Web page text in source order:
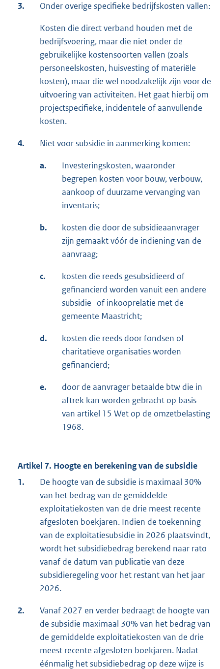
3. Onder overige specifieke bedrijfskosten vallen:
Kosten die direct verband houden met de
bedrijfsvoering, maar die niet onder de
gebruikelijke kostensoorten vallen (zoals
personeelskosten, huisvesting of materiële
kosten), maar die wel noodzakelijk zijn voor de
uitvoering van activiteiten. Het gaat hierbij om
projectspecifieke, incidentele of aanvullende
kosten.
4. Niet voor subsidie in aanmerking komen:
a.
Investeringskosten, waaronder
begrepen kosten voor bouw, verbouw,
aankoop of duurzame vervanging van
inventaris;
b.
kosten die door de subsidieaanvrager
zijn gemaakt vóór de indiening van de
aanvraag;
c.
kosten die reeds gesubsidieerd of
gefinancierd worden vanuit een andere
subsidie- of inkooprelatie met de
gemeente Maastricht;
d.
kosten die reeds door fondsen of
charitatieve organisaties worden
gefinancierd;
e.
door de aanvrager betaalde btw die in
aftrek kan worden gebracht op basis
van artikel 15 Wet op de omzetbelasting
1968.
Artikel 7. Hoogte en berekening van de subsidie
1.
De hoogte van de subsidie is maximaal 30%
van het bedrag van de gemiddelde
exploitatiekosten van de drie meest recente
afgesloten boekjaren. Indien de toekenning
van de exploitatiesubsidie in 2026 plaatsvindt,
wordt het subsidiebedrag berekend naar rato
vanaf de datum van publicatie van deze
subsidieregeling voor het restant van het jaar
2026.
2.
Vanaf 2027 en verder bedraagt de hoogte van
de subsidie maximaal 30% van het bedrag van
de gemiddelde exploitatiekosten van de drie
meest recente afgesloten boekjaren. Nadat
éénmalig het subsidiebedrag op deze wijze is